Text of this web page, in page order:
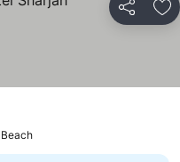
Partilhar